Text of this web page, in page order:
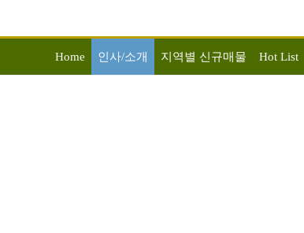
Home 인사/소개 지역별 신규매물 Hot List